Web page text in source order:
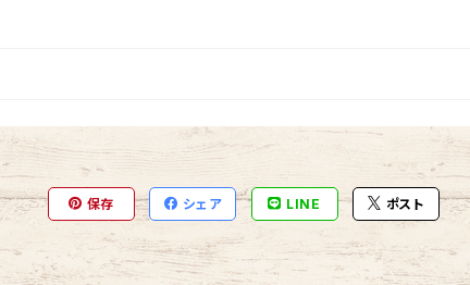
保存 シェア LINE ポスト